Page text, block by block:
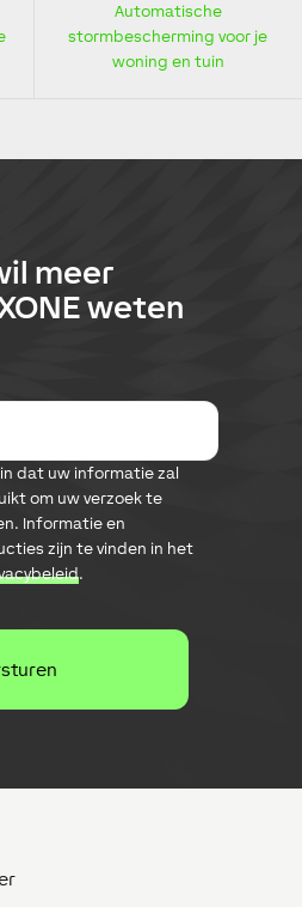
Automatische
stormbescherming voor je
woning en tuin
meer
weten
a
i
l
r
s
D
a
t
b
e
e
m
dat uw informatie zal
om uw verzoek te
Informatie en
zijn te vinden in het
.